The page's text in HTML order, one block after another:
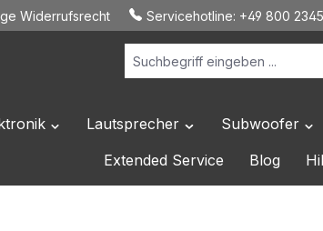
Widerrufsrecht Servicehotline: +49 800
das Dropdown der Kategorie Hersteller
Öffne oder Schließe das Dropdown der
Lautsprecher Öffne oder Schließe
Subwoofer
Extended Service
Blog